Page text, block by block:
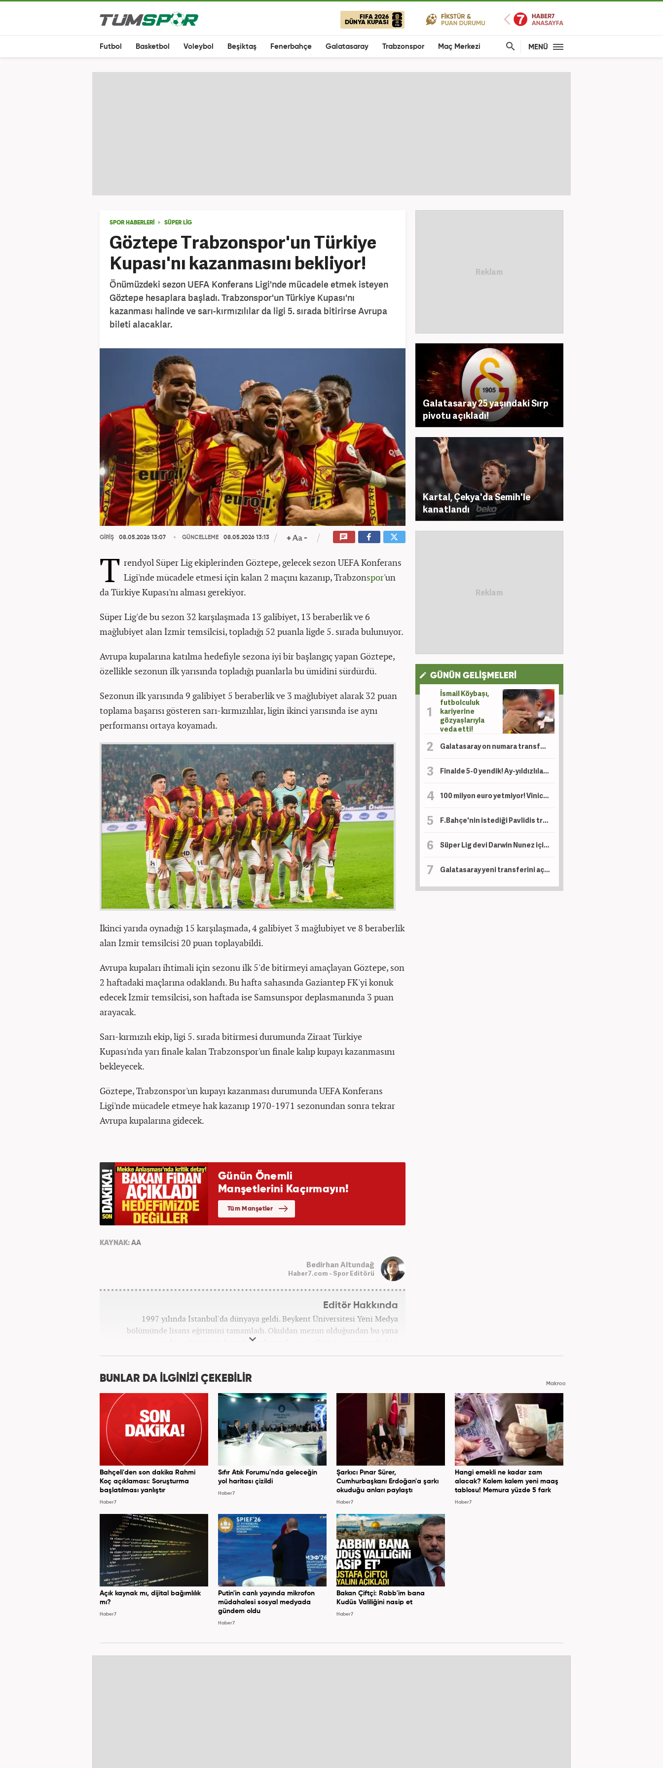
FIFA 2026
DÜNYA KUPASI
Futbol Basketbol Voleybol Beşiktaş Fenerbahçe Galatasaray Trabzonspor Maç Merkezi MENÜ
SPOR HABERLERİ SÜPER LİG
Göztepe Trabzonspor'un Türkiye
Kupası'nı kazanmasını bekliyor!
Önümüzdeki sezon UEFA Konferans Ligi'nde mücadele etmek isteyen
Göztepe hesaplara başladı. Trabzonspor'un Türkiye Kupası'nı
kazanması halinde ve sarı-kırmızılılar da ligi 5. sırada bitirirse Avrupa
bileti alacaklar.
GİRİŞ 08.05.2026 13:07 GÜNCELLEME 08.05.2026 13:13
T rendyol Süper Lig ekiplerinden Göztepe, gelecek sezon UEFA Konferans
Ligi'nde mücadele etmesi için kalan 2 maçını kazanıp, Trabzonspor'un
da Türkiye Kupası'nı alması gerekiyor.
Süper Lig'de bu sezon 32 karşılaşmada 13 galibiyet, 13 beraberlik ve 6
mağlubiyet alan İzmir temsilcisi, topladığı 52 puanla ligde 5. sırada bulunuyor.
Avrupa kupalarına katılma hedefiyle sezona iyi bir başlangıç yapan Göztepe,
özellikle sezonun ilk yarısında topladığı puanlarla bu ümidini sürdürdü.
Sezonun ilk yarısında 9 galibiyet 5 beraberlik ve 3 mağlubiyet alarak 32 puan
toplama başarısı gösteren sarı-kırmızılılar, ligin ikinci yarısında ise aynı
performansı ortaya koyamadı.
İkinci yarıda oynadığı 15 karşılaşmada, 4 galibiyet 3 mağlubiyet ve 8 beraberlik
alan İzmir temsilcisi 20 puan toplayabildi.
Avrupa kupaları ihtimali için sezonu ilk 5'de bitirmeyi amaçlayan Göztepe, son
2 haftadaki maçlarına odaklandı. Bu hafta sahasında Gaziantep FK'yi konuk
edecek İzmir temsilcisi, son haftada ise Samsunspor deplasmanında 3 puan
arayacak.
Sarı-kırmızılı ekip, ligi 5. sırada bitirmesi durumunda Ziraat Türkiye
Kupası'nda yarı finale kalan Trabzonspor'un finale kalıp kupayı kazanmasını
bekleyecek.
Göztepe, Trabzonspor'un kupayı kazanması durumunda UEFA Konferans
Ligi'nde mücadele etmeye hak kazanıp 1970-1971 sezonundan sonra tekrar
Avrupa kupalarına gidecek.
KAYNAK: AA
Bedirhan Altundağ
Haber7.com - Spor Editörü
Editör Hakkında
1997 yılında İstanbul'da dünyaya geldi. Beykent Üniversitesi Yeni Medya
bölümünde lisans eğitimini tamamladı. Okuldan mezun olduğundan bu yana
medya sektörünün birçok kuruluşunda spor editörü ve spor muhabiri
pozisyonlarında çalıştı. Kariyerine Mart 2026'dan beri Haber7.com'da spor editörü
Galatasaray 25 yaşındaki Sırp
pivotu açıkladı!
Kartal, Çekya'da Semih'le
kanatlandı
GÜNÜN GELİŞMELERİ
İsmail Köybaşı,
futbolculuk
kariyerine
gözyaşlarıyla
veda etti!
Galatasaray on numara transferini bitirdi! Oyuncu 'evet' dedi: Karar artık Okan Buruk'ta
Finalde 5-0 yendik! Ay-yıldızlılar namağlup dünya şampiyonu
100 milyon euro yetmiyor! Vinicius'un yerine düşünülen Kenan Yıldız için çılgın talep
F.Bahçe'nin istediği Pavlidis transferde kararını verdi! Şart koydu
Süper Lig devi Darwin Nunez için uçağı kaldırıyor!
Galatasaray yeni transferini açıkladı!
BUNLAR DA İLGİNİZİ ÇEKEBİLİR Makroo
Bahçeli'den son dakika Rahmi
Koç açıklaması: Soruşturma
başlatılması yanlıştır
Haber7
Sıfır Atık Forumu'nda geleceğin
yol haritası çizildi
Haber7
Şarkıcı Pınar Sürer,
Cumhurbaşkanı Erdoğan'a şarkı
okuduğu anları paylaştı
Haber7
Hangi emekli ne kadar zam
alacak? Kalem kalem yeni maaş
tablosu! Memura yüzde 5 fark
Haber7
Açık kaynak mı, dijital bağımlılık
mı?
Haber7
Putin'in canlı yayında mikrofon
müdahalesi sosyal medyada
gündem oldu
Haber7
Bakan Çiftçi: Rabb'im bana
Kudüs Valiliğini nasip et
Haber7